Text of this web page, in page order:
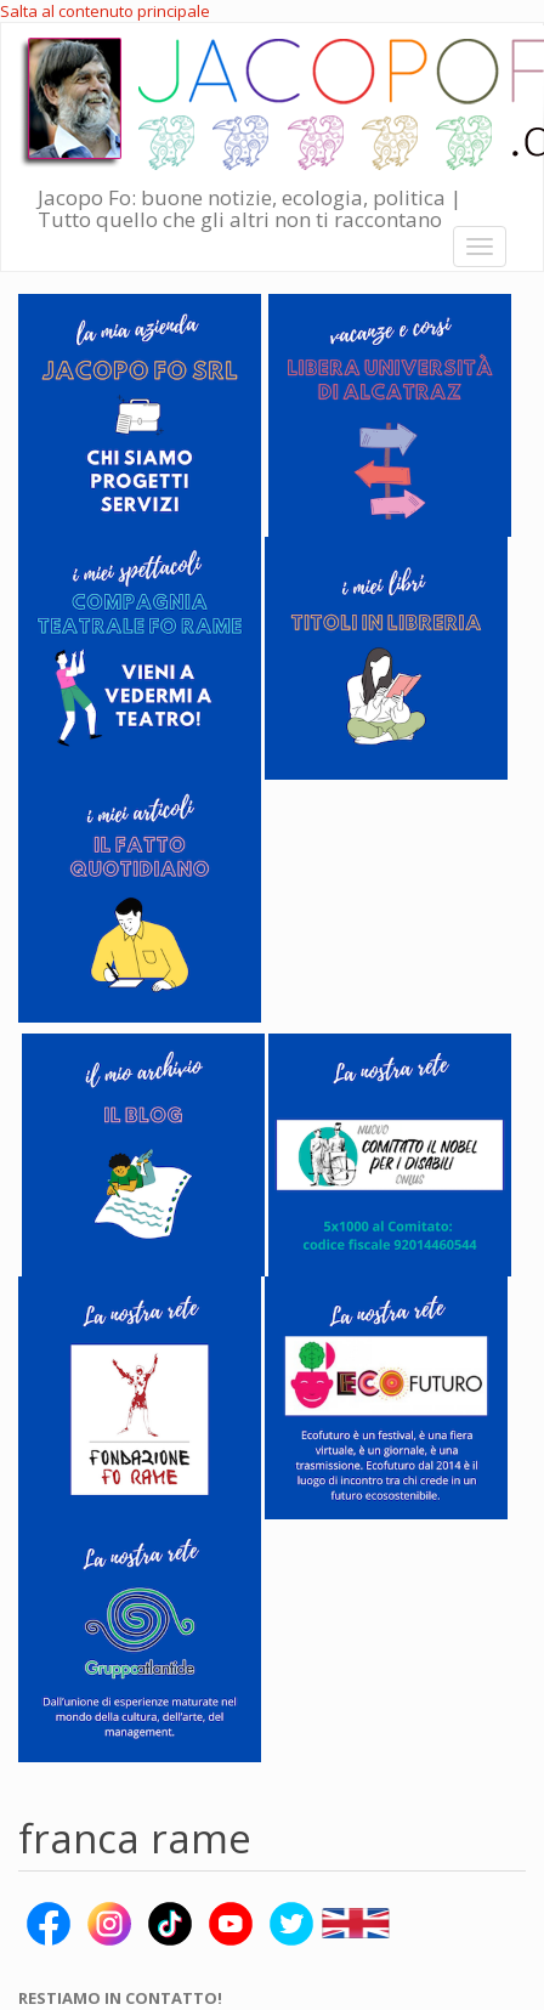
Salta al contenuto principale
Jacopo Fo: buone notizie, ecologia, politica |
Tutto quello che gli altri non ti raccontano
Toggle
franca rame
RESTIAMO IN CONTATTO!